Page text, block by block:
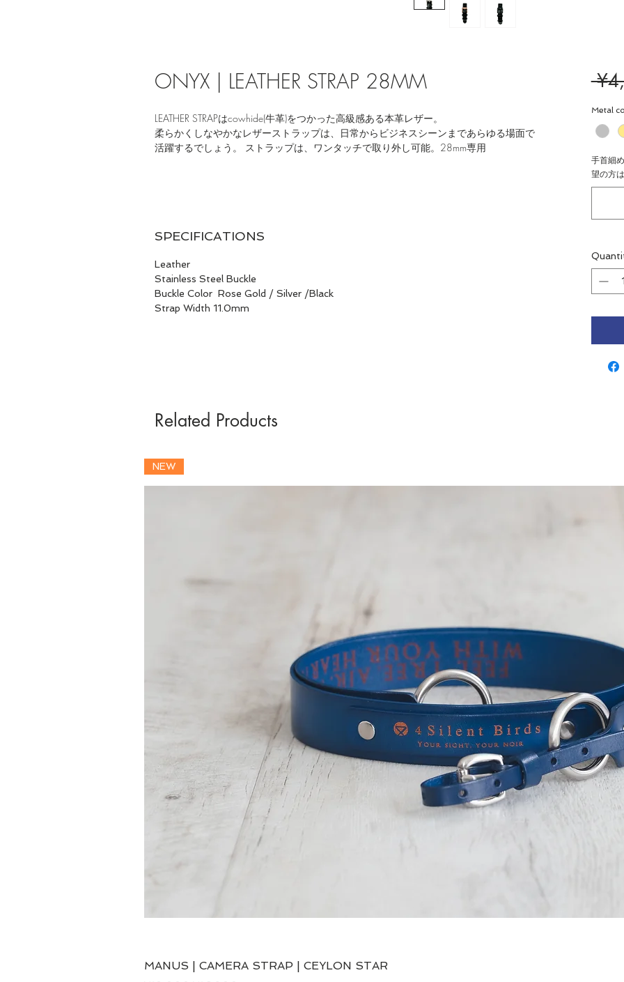
ONYX | LEATHER STRAP 28MM
LEATHER STRAPはcowhide(牛革)をつかった高級感ある本革レザー。
柔らかくしなやかなレザーストラップは、日常からビジネスシーンまであらゆる場面で
活躍するでしょう。 ストラップは、ワンタッチで取り外し可能。28mm専用
SPECIFICATIONS
Leather
Stainless Steel Buckle
Buckle Color Rose Gold / Silver /Black
Strap Width 11.0mm
Metal
手首細
望の方
Related Products
NEW
MANUS | CAMERA STRAP | CEYLON STAR